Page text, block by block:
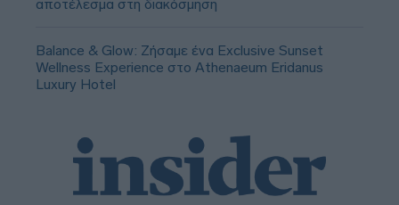
αποτέλεσμα στη διακόσμηση
Balance & Glow: Ζήσαμε ένα Exclusive Sunset
Wellness Experience στο Athenaeum Eridanus
Luxury Hotel